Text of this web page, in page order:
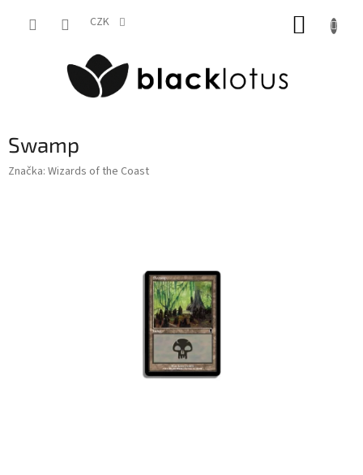
CZK
Swamp
Značka: Wizards of the Coast